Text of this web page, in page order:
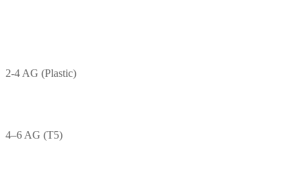
2-4 AG (Plastic)
4–6 AG (T5)